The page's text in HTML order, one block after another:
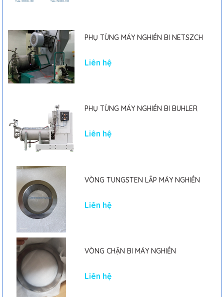
PHỤ TÙNG MÁY NGHIỀN BI NETSZCH
Liên hệ
PHỤ TÙNG MÁY NGHIỀN BI BUHLER
Liên hệ
VÒNG TUNGSTEN LẮP MÁY NGHIỀN
Liên hệ
VÒNG CHẶN BI MÁY NGHIỀN
Liên hệ